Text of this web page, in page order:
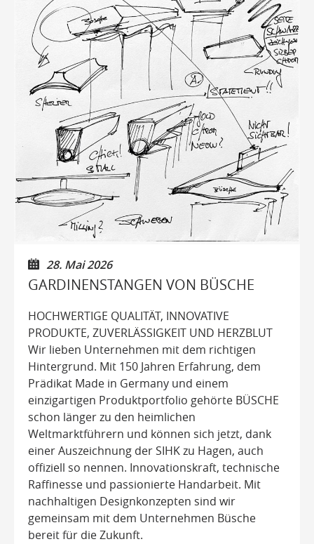
28. Mai 2026
GARDINENSTANGEN VON BÜSCHE
HOCHWERTIGE QUALITÄT, INNOVATIVE
PRODUKTE, ZUVERLÄSSIGKEIT UND HERZBLUT
Wir lieben Unternehmen mit dem richtigen
Hintergrund. Mit 150 Jahren Erfahrung, dem
Prädikat Made in Germany und einem
einzigartigen Produktportfolio gehörte BÜSCHE
schon länger zu den heimlichen
Weltmarktführern und können sich jetzt, dank
einer Auszeichnung der SIHK zu Hagen, auch
offiziell so nennen. Innovationskraft, technische
Raffinesse und passionierte Handarbeit. Mit
nachhaltigen Designkonzepten sind wir
gemeinsam mit dem Unternehmen Büsche
bereit für die Zukunft.